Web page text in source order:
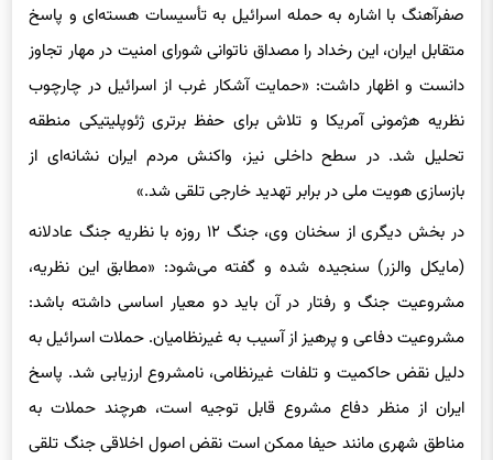
صفرآهنگ با اشاره به حمله اسرائیل به تأسیسات هسته‌ای و پاسخ
متقابل ایران، این رخداد را مصداق ناتوانی شورای امنیت در مهار تجاوز
دانست و اظهار داشت: «حمایت آشکار غرب از اسرائیل در چارچوب
نظریه هژمونی آمریکا و تلاش برای حفظ برتری ژئوپلیتیکی منطقه
تحلیل شد. در سطح داخلی نیز، واکنش مردم ایران نشانه‌ای از
بازسازی هویت ملی در برابر تهدید خارجی تلقی شد.»
در بخش دیگری از سخنان وی، جنگ ۱۲ روزه با نظریه جنگ عادلانه
(مایکل والزر) سنجیده شده و گفته می‌شود: «مطابق این نظریه،
مشروعیت جنگ و رفتار در آن باید دو معیار اساسی داشته باشد:
مشروعیت دفاعی و پرهیز از آسیب به غیرنظامیان. حملات اسرائیل به
دلیل نقض حاکمیت و تلفات غیرنظامی، نامشروع ارزیابی شد. پاسخ
ایران از منظر دفاع مشروع قابل توجیه است، هرچند حملات به
مناطق شهری مانند حیفا ممکن است نقض اصول اخلاقی جنگ تلقی